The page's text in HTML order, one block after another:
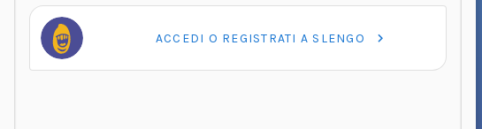
ACCEDI O REGISTRATI A SLENGO